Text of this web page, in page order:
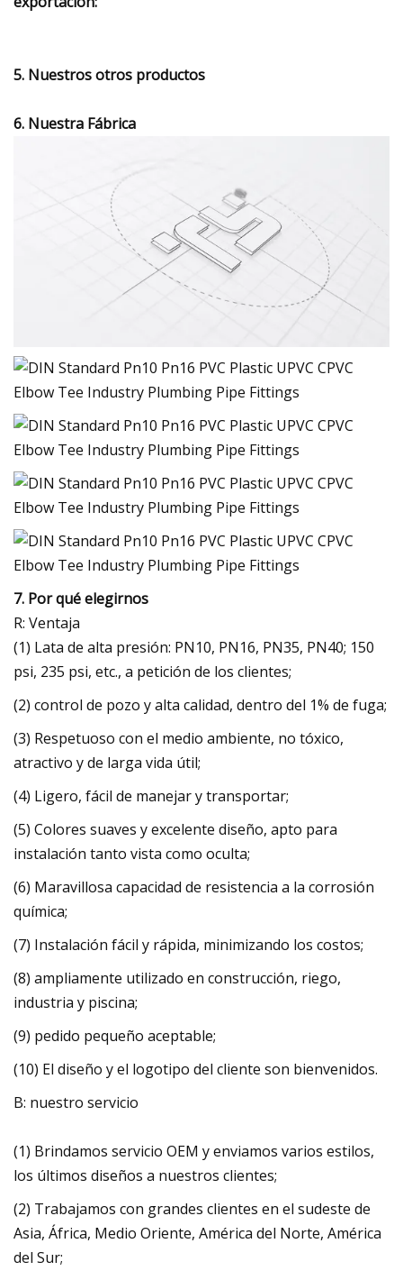
5. Nuestros otros productos
6. Nuestra Fábrica
7. Por qué elegirnos
R: Ventaja
(1) Lata de alta presión: PN10, PN16, PN35, PN40; 150
psi, 235 psi, etc., a petición de los clientes;
(2) control de pozo y alta calidad, dentro del 1% de fuga;
(3) Respetuoso con el medio ambiente, no tóxico,
atractivo y de larga vida útil;
(4) Ligero, fácil de manejar y transportar;
(5) Colores suaves y excelente diseño, apto para
instalación tanto vista como oculta;
(6) Maravillosa capacidad de resistencia a la corrosión
química;
(7) Instalación fácil y rápida, minimizando los costos;
(8) ampliamente utilizado en construcción, riego,
industria y piscina;
(9) pedido pequeño aceptable;
(10) El diseño y el logotipo del cliente son bienvenidos.
B: nuestro servicio
(1) Brindamos servicio OEM y enviamos varios estilos,
los últimos diseños a nuestros clientes;
(2) Trabajamos con grandes clientes en el sudeste de
Asia, África, Medio Oriente, América del Norte, América
del Sur;